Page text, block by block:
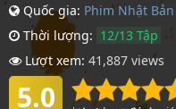
Quốc gia: Phim Nhậ­t Bản
Thời lượng: 12/13 Tập
Lượt xem: 41,887 views
5.0